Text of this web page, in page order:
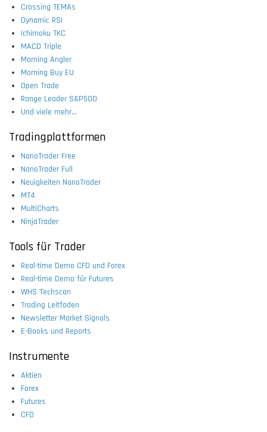
Crossing TEMAs
Dynamic RSI
Ichimoku TKC
MACD Triple
Morning Angler
Morning Buy EU
Open Trade
Range Leader S&P500
Und viele mehr...
Tradingplattformen
NanoTrader Free
NanoTrader Full
Neuigkeiten NanoTrader
MT4
MultiCharts
NinjaTrader
Tools für Trader
Real-time Demo CFD und Forex
Real-time Demo für Futures
WHS Techscan
Trading Leitfaden
Newsletter Market Signals
E-Books und Reports
Instrumente
Aktien
Forex
Futures
CFD